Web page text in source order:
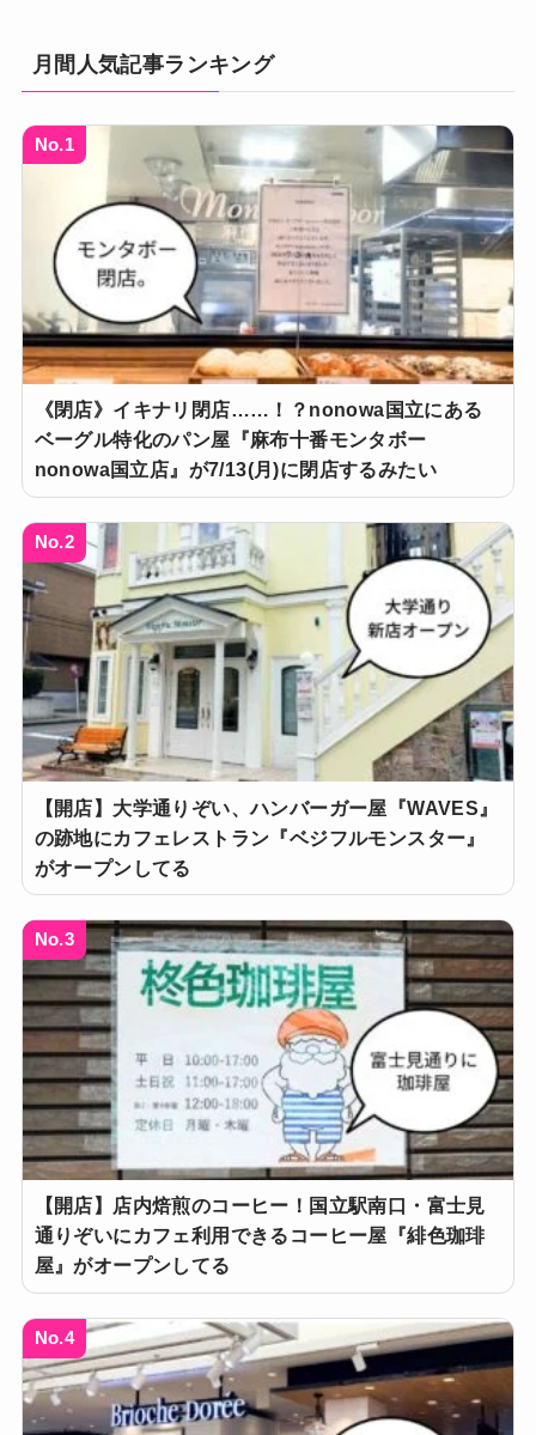
月間人気記事ランキング
No.1
《閉店》イキナリ閉店……！？nonowa国立にある
ベーグル特化のパン屋『麻布十番モンタボー
nonowa国立店』が7/13(月)に閉店するみたい
No.2
【開店】大学通りぞい、ハンバーガー屋『WAVES』
の跡地にカフェレストラン『ベジフルモンスター』
がオープンしてる
No.3
【開店】店内焙煎のコーヒー！国立駅南口・富士見
通りぞいにカフェ利用できるコーヒー屋『緋色珈琲
屋』がオープンしてる
No.4